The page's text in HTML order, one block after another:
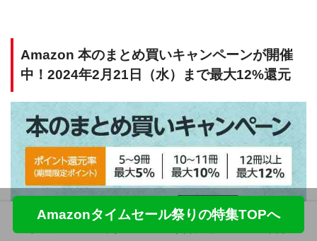
Amazon 本のまとめ買いキャンペーンが開催
中！2024年2月21日（水）まで最大12%還元
Amazonタイムセール祭りの特集TOPへ